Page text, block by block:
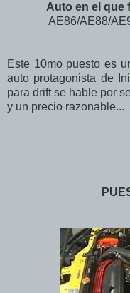
Auto en el que
AE86/AE88/
Este 10mo puesto es
auto protagonista de
para drift se hable por
y un precio razonable...